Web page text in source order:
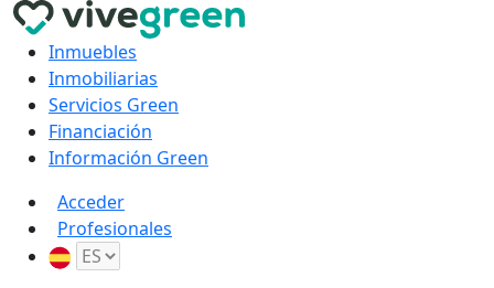
Inmuebles
Inmobiliarias
Servicios Green
Financiación
Información Green
Acceder
Profesionales